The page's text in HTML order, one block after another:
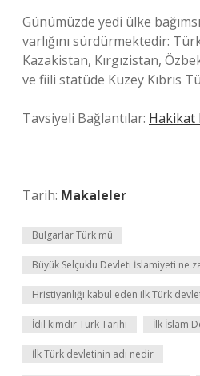
Günümüzde yedi ülke
varlığını sürdürmektedir:
Kazakistan, Kırgızistan,
ve fiili statüde Kuzey Kıbrıs
Tavsiyeli Bağlantılar: Hakikat
Tarih: Makaleler
Bulgarlar Türk mü
Büyük Selçuklu Devleti İslamiyeti ne
Hristiyanlığı kabul eden ilk Türk
İdil kimdir Türk Tarihi İlk İslam
İlk Türk devletinin adı nedir